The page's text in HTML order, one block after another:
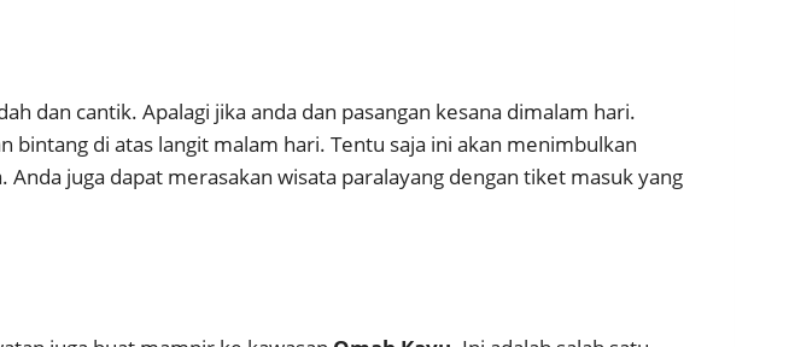
dan cantik. Apalagi jika anda dan pasangan kesana dimalam hari.
di atas langit malam hari. Tentu saja ini akan menimbulkan
juga dapat merasakan wisata paralayang dengan tiket masuk yang